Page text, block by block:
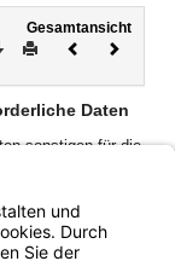
Gesamtansicht
Download
DruckenVorheriges
Daten
sonstigen für die
in geeigneter
Auskunft über